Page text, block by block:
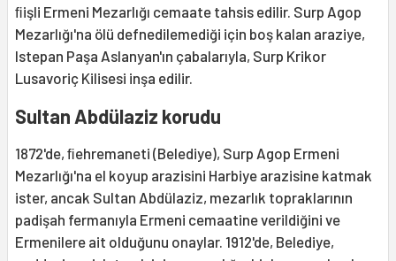
ﬁişli Ermeni Mezarlığı cemaate tahsis edilir. Surp Agop
Mezarlığı'na ölü defnedilemediği için boş kalan araziye,
Istepan Paşa Aslanyan'ın çabalarıyla, Surp Krikor
Lusavoriç Kilisesi inşa edilir.
Sultan Abdülaziz korudu
1872'de, ﬁehremaneti (Belediye), Surp Agop Ermeni
Mezarlığı'na el koyup arazisini Harbiye arazisine katmak
ister, ancak Sultan Abdülaziz, mezarlık topraklarının
padişah fermanıyla Ermeni cemaatine verildiğini ve
Ermenilere ait olduğunu onaylar. 1912'de, Belediye,